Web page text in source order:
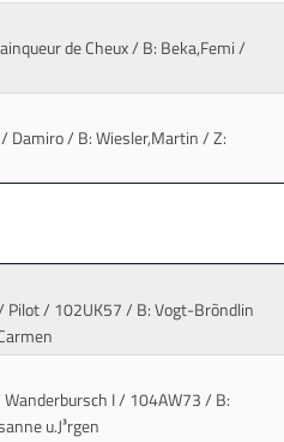
de Cheux/ B: Beka,Femi /
Damiro/ B: Wiesler,Martin / Z:
Pilot/ 102UK57 / B: Vogt-Brõndlin
I/ 104AW73 / B:
u.J³rgen